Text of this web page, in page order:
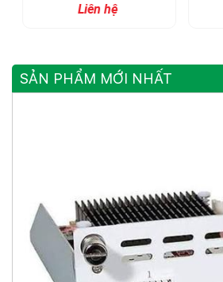
Liên hệ
SẢN PHẨM MỚI NHẤT